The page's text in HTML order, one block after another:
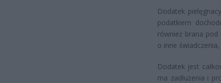
Dodatek
podatkiem
również brana pod
o inne
Dodatek jest
ma zadłużenia i